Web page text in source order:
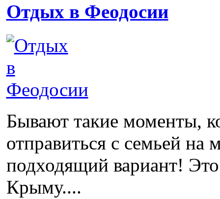
Отдых в Феодосии
Бывают такие моменты,
отправиться с семьей
подходящий вариант!
Крыму....